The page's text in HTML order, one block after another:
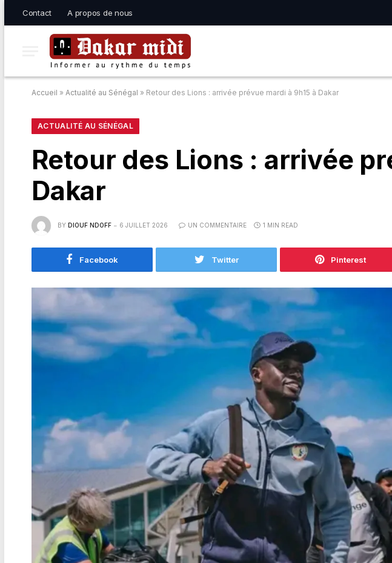
Contact A propos de nous
Accueil » Actualité au Sénégal » Retour des Lions : arrivée prévue mardi à 9h15 à Dakar
ACTUALITÉ AU SÉNÉGAL
Retour des Lions : arrivée
Dakar
BY DIOUF NDOFF 6 JUILLET 2026 UN COMMENTAIRE 1 MIN READ
Facebook Twitter Pinterest